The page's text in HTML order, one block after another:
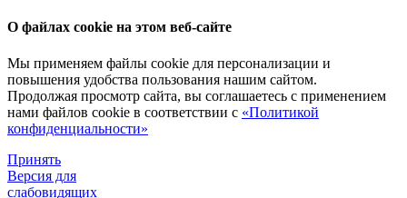
О файлах cookie на этом веб-сайте
Мы применяем файлы cookie для персонализации и
повышения удобства пользования нашим сайтом.
Продолжая просмотр сайта, вы соглашаетесь с применением
нами файлов cookie в соответствии с «Политикой
конфиденциальности»
Принять
Версия для
слабовидящих